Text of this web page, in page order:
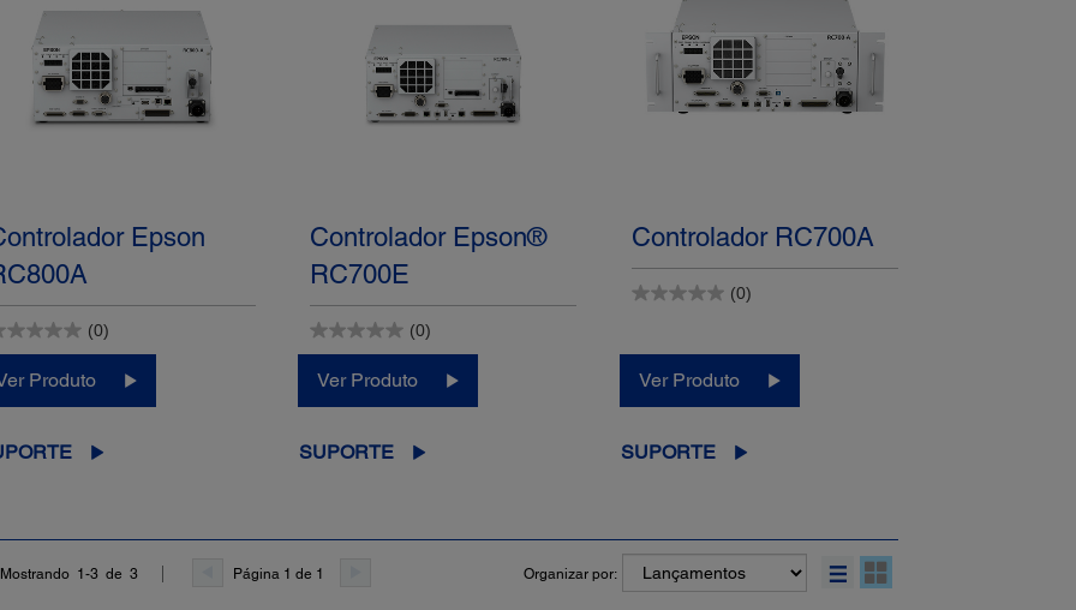
Epson
(0)
Produto
Controlador Epson®
RC700E
(0)
Ver Produto
SUPORTE
Controlador RC700A
(0)
Ver Produto
SUPORTE
Mostrando 1-3 de 3 Página 1 de 1 Organizar por: